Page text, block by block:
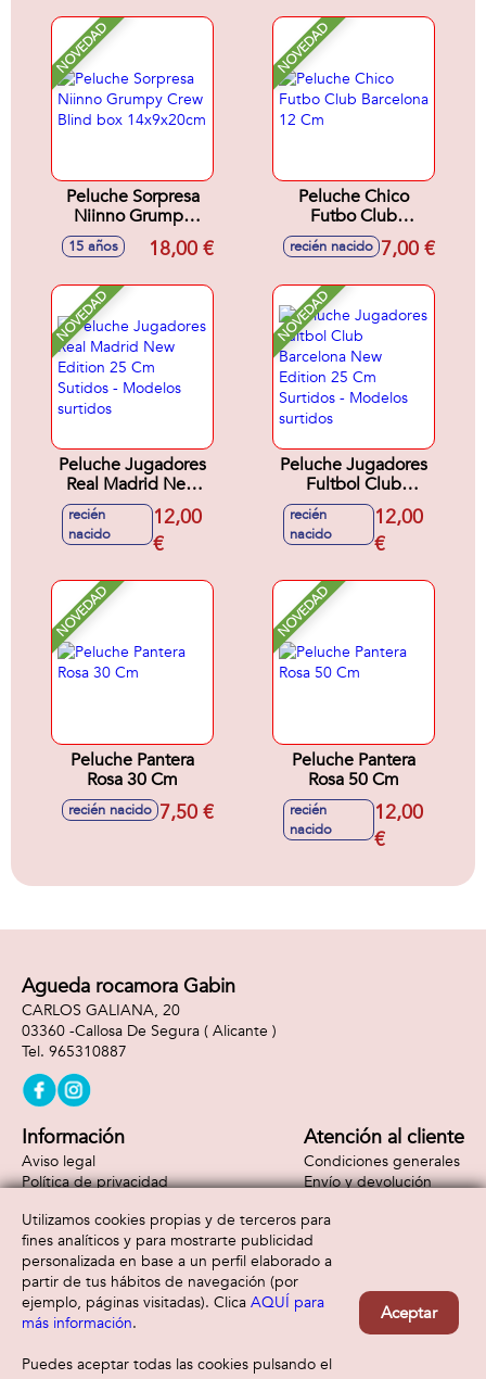
NOVEDAD
Peluche Sorpresa
Niinno Grumpy
Crew Blind box
14x9x20cm
15 años 18,00 €
NOVEDAD
Peluche Chico
Futbo Club
Barcelona 12 Cm
recién nacido 7,00 €
NOVEDAD
Peluche Jugadores
Real Madrid New
Edition 25 Cm
Sutidos - Modelos
surtidos
recién
nacido
12,00
€
NOVEDAD
Peluche Jugadores
Fultbol Club
Barcelona New
Edition 25 Cm
Surtidos - Modelos
recién
nacido
12,00
€
NOVEDAD
Peluche Pantera
Rosa 30 Cm
recién nacido 7,50 €
NOVEDAD
Peluche Pantera
Rosa 50 Cm
recién
nacido
12,00
€
Agueda rocamora Gabin
CARLOS GALIANA, 20
03360 -Callosa De Segura ( Alicante )
965310887
Información
Aviso legal
Política de privacidad
Atención al cliente
Condiciones generales
Envío y devolución
Formas de pago
Utilizamos cookies propias y de terceros para
fines analíticos y para mostrarte publicidad
personalizada en base a un perfil elaborado a
partir de tus hábitos de navegación (por
ejemplo, páginas visitadas). Clica AQUÍ para
más información.
Puedes aceptar todas las cookies pulsando el
Aceptar